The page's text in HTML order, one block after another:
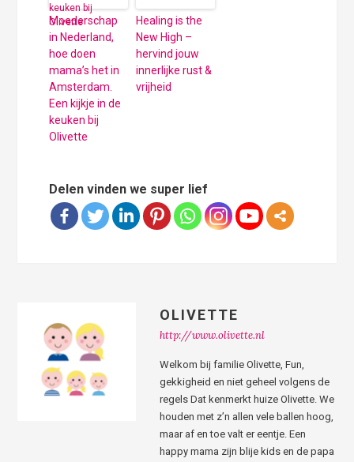
Moederschap
in Nederland,
hoe doen
mama’s het in
Amsterdam.
Een kijkje in de
keuken bij
Olivette
Healing is the
New High –
hervind jouw
innerlijke rust &
vrijheid
Delen vinden we super lief
OLIVETTE
http://www.olivette.nl
Welkom bij familie Olivette, Fun,
gekkigheid en niet geheel volgens de
regels Dat kenmerkt huize Olivette. We
houden met z’n allen vele ballen hoog,
maar af en toe valt er eentje. Een
happy mama zijn blije kids en de papa